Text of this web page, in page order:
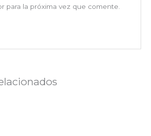
para la próxima vez que comente.